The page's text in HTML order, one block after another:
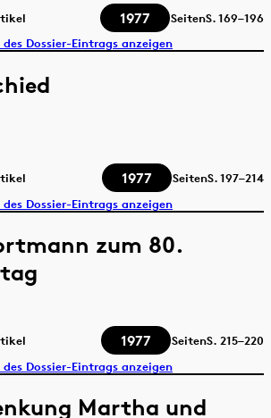
1977 SeitenS.169–196
Dossier-Eintrags anzeigen
1977 SeitenS.197–214
Dossier-Eintrags anzeigen
zum 80.
1977 SeitenS. 215–220
Dossier-Eintrags anzeigen
Martha und